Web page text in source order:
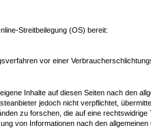
Streitbeilegung (OS) bereit:
vor einer
Inhalte auf diesen Seiten nach den
jedoch nicht verpflichtet,
zu forschen, die auf eine rechtswidrige
von Informationen nach den